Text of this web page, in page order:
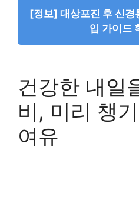
[정보] 대상포진 후 신경
입 가이드
건강한 내일
비, 미리 챙
여유